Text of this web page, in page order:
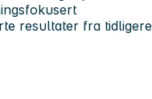
resultater fra tidligere